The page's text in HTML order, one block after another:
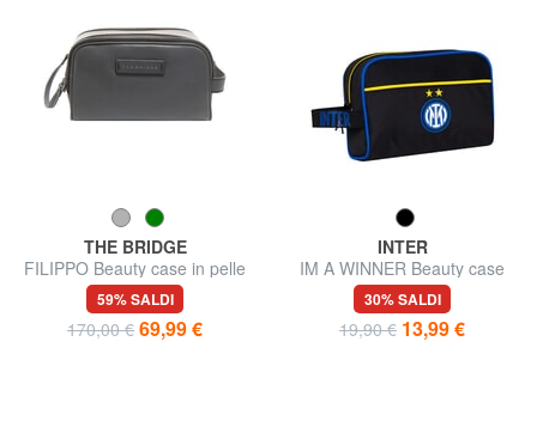
THE BRIDGE
FILIPPO Beauty case in pelle
59% SALDI
170,00 € 69,99 €
INTER
IM A WINNER Beauty case
Inter
30% SALDI
19,90 € 13,99 €